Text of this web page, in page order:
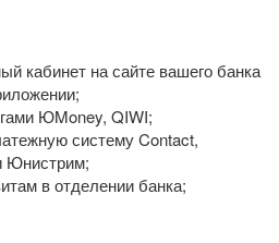
кабинет на сайте вашего банка
ЮMoney, QIWI;
систему Contact,
Юнистрим;
в отделении банка;